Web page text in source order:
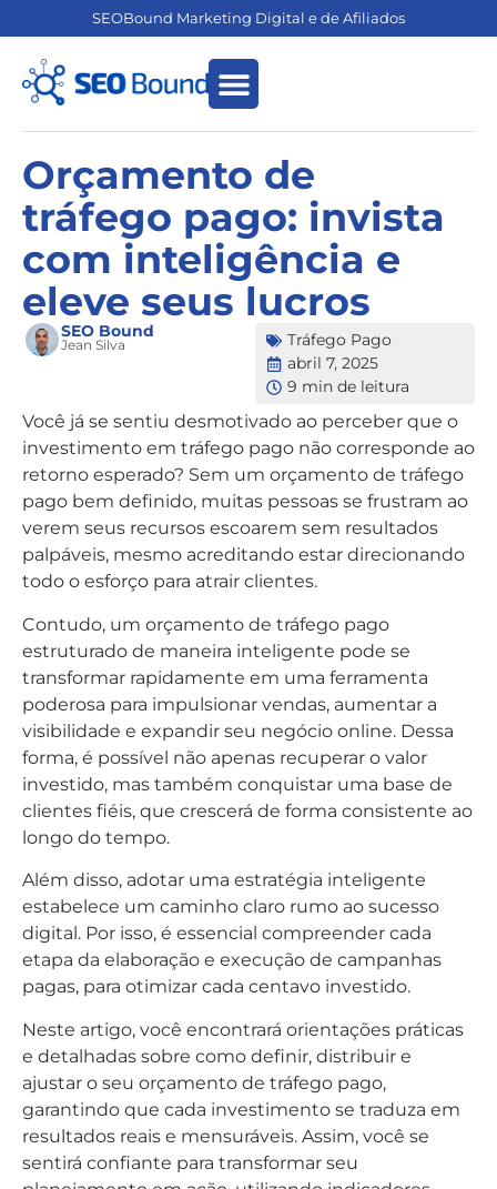
SEOBound Marketing Digital e de Afiliados
Orçamento de
tráfego pago: invista
com inteligência e
eleve seus lucros
SEO Bound
Jean Silva
Tráfego Pago
abril 7, 2025
9 min de leitura
Você já se sentiu desmotivado ao perceber que o
investimento em tráfego pago não corresponde ao
retorno esperado? Sem um orçamento de tráfego
pago bem definido, muitas pessoas se frustram ao
verem seus recursos escoarem sem resultados
palpáveis, mesmo acreditando estar direcionando
todo o esforço para atrair clientes.
Contudo, um orçamento de tráfego pago
estruturado de maneira inteligente pode se
transformar rapidamente em uma ferramenta
poderosa para impulsionar vendas, aumentar a
visibilidade e expandir seu negócio online. Dessa
forma, é possível não apenas recuperar o valor
investido, mas também conquistar uma base de
clientes fiéis, que crescerá de forma consistente ao
longo do tempo.
Além disso, adotar uma estratégia inteligente
estabelece um caminho claro rumo ao sucesso
digital. Por isso, é essencial compreender cada
etapa da elaboração e execução de campanhas
pagas, para otimizar cada centavo investido.
Neste artigo, você encontrará orientações práticas
e detalhadas sobre como definir, distribuir e
ajustar o seu orçamento de tráfego pago,
garantindo que cada investimento se traduza em
resultados reais e mensuráveis. Assim, você se
sentirá confiante para transformar seu